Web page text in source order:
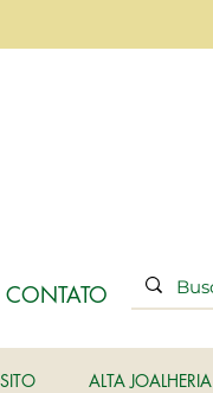
CONTATO
ALTA JOALHERIA